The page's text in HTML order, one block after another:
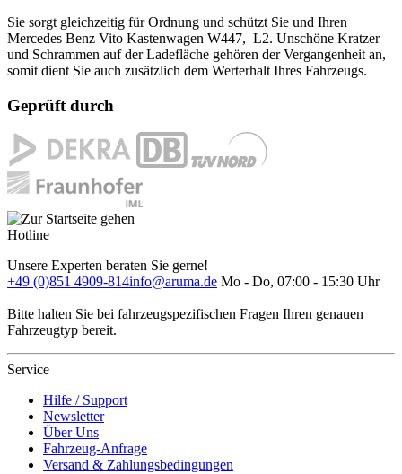
Sie sorgt gleichzeitig für Ordnung und schützt Sie und Ihren
Mercedes Benz Vito Kastenwagen W447, L2. Unschöne Kratzer
und Schrammen auf der Ladefläche gehören der Vergangenheit an,
somit dient Sie auch zusätzlich dem Werterhalt Ihres Fahrzeugs.
Geprüft durch
Hotline
Unsere Experten beraten Sie gerne!
+49 (0)851 4909-814info@aruma.de Mo - Do, 07:00 - 15:30 Uhr
Bitte halten Sie bei fahrzeugspezifischen Fragen Ihren genauen
Fahrzeugtyp bereit.
Service
Hilfe / Support
Newsletter
Über Uns
Fahrzeug-Anfrage
Versand & Zahlungsbedingungen